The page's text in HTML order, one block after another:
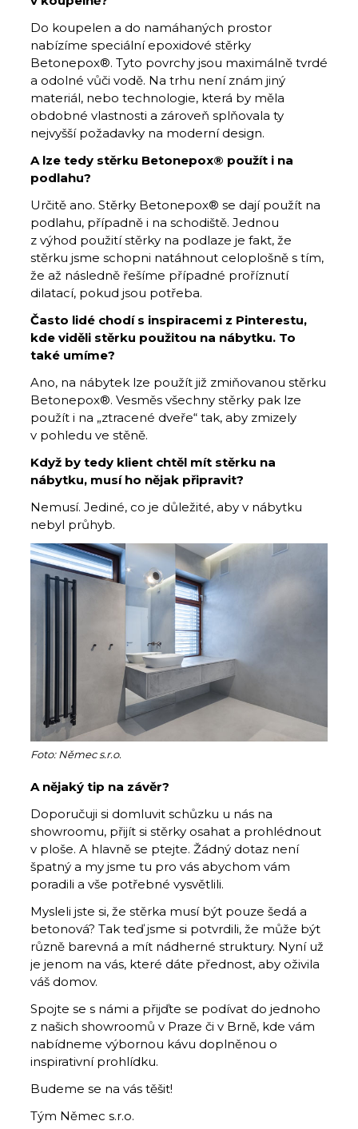
Do koupelen a do namáhaných prostor
nabízíme speciální epoxidové stěrky
Betonepox®. Tyto povrchy jsou maximálně tvrdé
a odolné vůči vodě. Na trhu není znám jiný
materiál, nebo technologie, která by měla
obdobné vlastnosti a zároveň splňovala ty
nejvyšší požadavky na moderní design.
A lze tedy stěrku Betonepox® použít i na
podlahu?
Určitě ano. Stěrky Betonepox® se dají použít na
podlahu, případně i na schodiště. Jednou
z výhod použití stěrky na podlaze je fakt, že
stěrku jsme schopni natáhnout celoplošně s tím,
že až následně řešíme případné proříznutí
dilatací, pokud jsou potřeba.
Často lidé chodí s inspiracemi z Pinterestu,
kde viděli stěrku použitou na nábytku. To
také umíme?
Ano, na nábytek lze použít již zmiňovanou stěrku
Betonepox®. Vesměs všechny stěrky pak lze
použít i na „ztracené dveře“ tak, aby zmizely
v pohledu ve stěně.
Když by tedy klient chtěl mít stěrku na
nábytku, musí ho nějak připravit?
Nemusí. Jediné, co je důležité, aby v nábytku
nebyl průhyb.
Foto: Němec s.r.o.
A nějaký tip na závěr?
Doporučuji si domluvit schůzku u nás na
showroomu, přijít si stěrky osahat a prohlédnout
v ploše. A hlavně se ptejte. Žádný dotaz není
špatný a my jsme tu pro vás abychom vám
poradili a vše potřebné vysvětlili.
Mysleli jste si, že stěrka musí být pouze šedá a
betonová? Tak teď jsme si potvrdili, že může být
různě barevná a mít nádherné struktury. Nyní už
je jenom na vás, které dáte přednost, aby oživila
váš domov.
Spojte se s námi a přijďte se podívat do jednoho
z našich showroomů v Praze či v Brně, kde vám
nabídneme výbornou kávu doplněnou o
inspirativní prohlídku.
Budeme se na vás těšit!
Tým Němec s.r.o.